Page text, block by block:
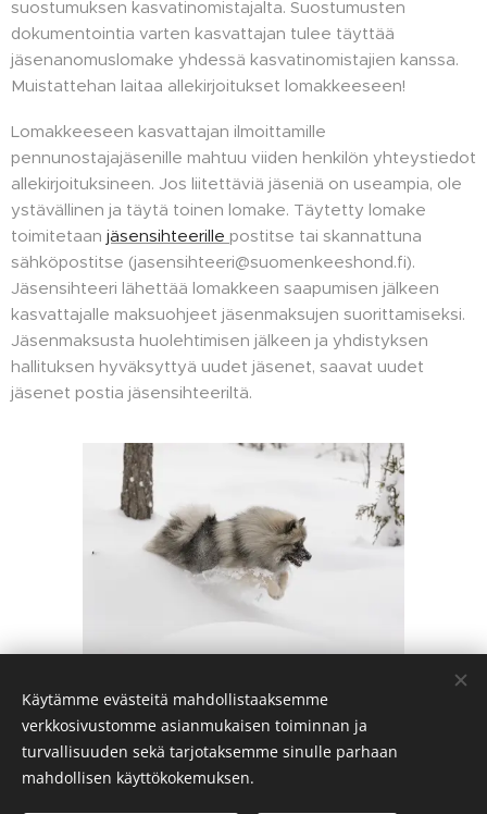
suostumuksen kasvatinomistajalta. Suostumusten
dokumentointia varten kasvattajan tulee täyttää
jäsenanomuslomake yhdessä kasvatinomistajien kanssa.
Muistattehan laitaa allekirjoitukset lomakkeeseen!
Lomakkeeseen kasvattajan ilmoittamille
pennunostajajäsenille mahtuu viiden henkilön yhteystiedot
allekirjoituksineen. Jos liitettäviä jäseniä on useampia, ole
ystävällinen ja täytä toinen lomake. Täytetty lomake
toimitetaan jäsensihteerille postitse tai skannattuna
sähköpostitse (jasensihteeri@suomenkeeshond.fi).
Jäsensihteeri lähettää lomakkeen saapumisen jälkeen
kasvattajalle maksuohjeet jäsenmaksujen suorittamiseksi.
Jäsenmaksusta huolehtimisen jälkeen ja yhdistyksen
hallituksen hyväksyttyä uudet jäsenet, saavat uudet
jäsenet postia jäsensihteeriltä.
Suomen Keeshond ry
Käytämme evästeitä mahdollistaaksemme
verkkosivustomme asianmukaisen toiminnan ja
turvallisuuden sekä tarjotaksemme sinulle parhaan
mahdollisen käyttökokemuksen.